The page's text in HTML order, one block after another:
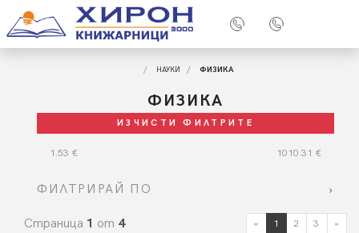
НАУКИ ФИЗИКА
ФИЗИКА
ИЗЧИСТИ ФИЛТРИТЕ
1.53 € 1010.31 €
ФИЛТРИРАЙ ПО
Страница 1 от 4 « ПРЕДИШНА
1 2 3 »